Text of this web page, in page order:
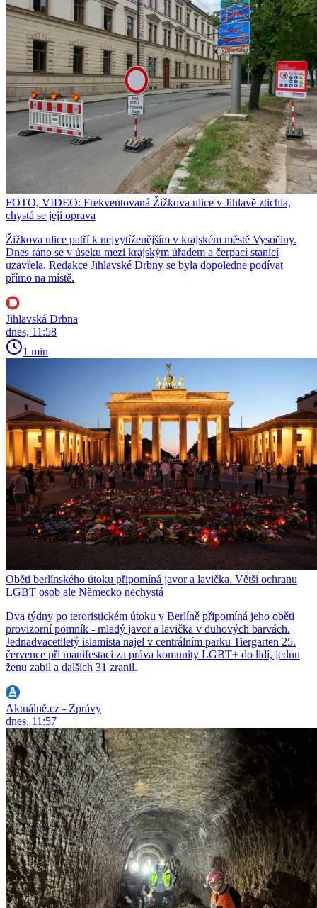
FOTO, VIDEO: Frekventovaná Žižkova ulice v Jihlavě ztichla,
chystá se její oprava
Žižkova ulice patří k nejvytíženějším v krajském městě Vysočiny.
Dnes ráno se v úseku mezi krajským úřadem a čerpací stanicí
uzavřela. Redakce Jihlavské Drbny se byla dopoledne podívat
přímo na místě.
Jihlavská Drbna
dnes, 11:58
1 min
Oběti berlínského útoku připomíná javor a lavička. Větší ochranu
LGBT osob ale Německo nechystá
Dva týdny po teroristickém útoku v Berlíně připomíná jeho oběti
provizorní pomník - mladý javor a lavička v duhových barvách.
Jednadvacetiletý islamista najel v centrálním parku Tiergarten 25.
července při manifestaci za práva komunity LGBT+ do lidí, jednu
ženu zabil a dalších 31 zranil.
Aktuálně.cz - Zprávy
dnes, 11:57